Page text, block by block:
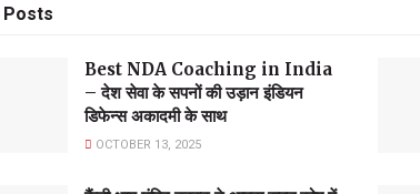
Posts
Best NDA Coaching in India
– देश सेवा के सपनों की उड़ान इंडियन
डिफेन्स अकादमी के साथ
OCTOBER 13, 2025